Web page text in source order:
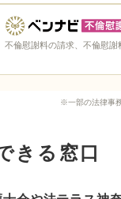
不倫慰謝料の請求、不倫慰謝
※一部の法律事
きる窓口